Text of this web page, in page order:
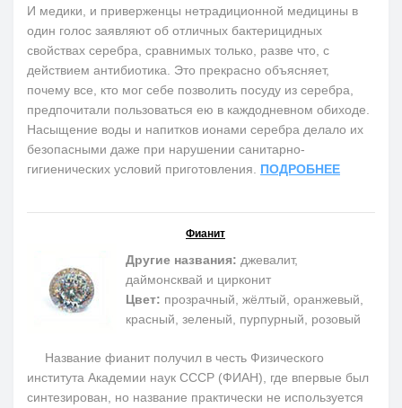
И медики, и приверженцы нетрадиционной медицины в
один голос заявляют об отличных бактерицидных
свойствах серебра, сравнимых только, разве что, с
действием антибиотика. Это прекрасно объясняет,
почему все, кто мог себе позволить посуду из серебра,
предпочитали пользоваться ею в каждодневном обиходе.
Насыщение воды и напитков ионами серебра делало их
безопасными даже при нарушении санитарно-
гигиенических условий приготовления. ПОДРОБНЕЕ
Фианит
Другие названия: джевалит,
даймонсквай и цирконит
Цвет: прозрачный, жёлтый, оранжевый,
красный, зеленый, пурпурный, розовый
Название фианит получил в честь Физического
института Академии наук СССР (ФИАН), где впервые был
синтезирован, но название практически не используется